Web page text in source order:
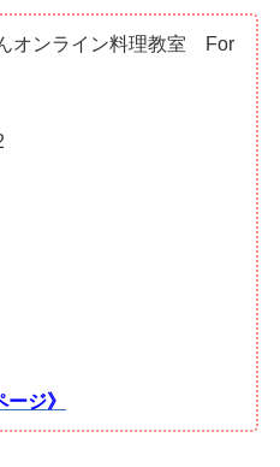
オンライン料理教室 For
ジ》